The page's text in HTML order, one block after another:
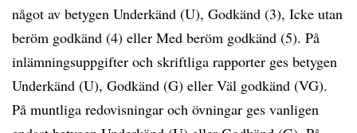
något av betygen Underkänd (U), Godkänd (3), Icke utan
beröm godkänd (4) eller Med beröm godkänd (5). På
inlämningsuppgifter och skriftliga rapporter ges betygen
Underkänd (U), Godkänd (G) eller Väl godkänd (VG).
På muntliga redovisningar och övningar ges vanligen